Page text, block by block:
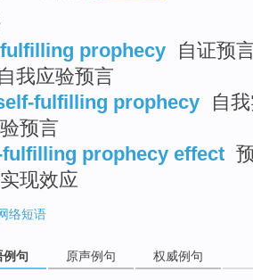
prophecy
自证预
我应验预言
fulfilling prophecy
自
预言
prophecy effect
现效应
络短语
例句 原声例句 权威例句